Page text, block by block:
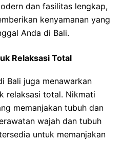
dan fasilitas lengkap,
kenyamanan yang
Anda di Bali.
Relaksasi Total
Bali juga menawarkan
relaksasi total. Nikmati
memanjakan tubuh dan
wajah dan tubuh
untuk memanjakan